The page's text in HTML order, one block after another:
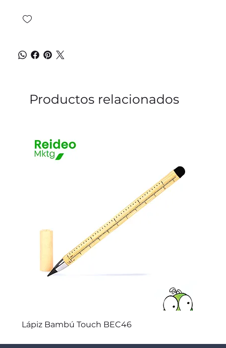
Productos relacionados
Lápiz Bambú Touch BEC46